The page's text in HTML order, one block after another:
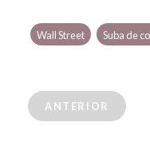
Wall Street Suba de
ANTERIOR